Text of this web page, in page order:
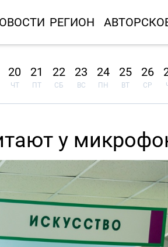
РЕГИОН
20
ЧТ
21
ПТ
22
СБ
23
ВС
24
ПН
25
ВТ
26
СР
у